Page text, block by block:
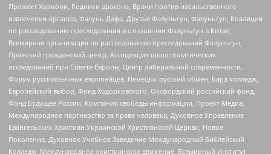
Прожект Хармони, Родники дракона, Врачи против насильственного
извлечения органов, Фалунь Дафа, Друзья Фалуньгун, Фалуньгун, Коалиция
по расследованию преследования в отношении Фалуньгун в Китае,
Всемирная организация по расследованию преследований Фалуньгун,
Пражский гражданский центр, Ассоциация школ политических
исследований при Совете Европы, Центр либеральной современности,
Форум русскоязычных европейцев, Немецко-русский обмен, Бард колледж,
Европейский выбор, Фонд Ходорковского, Оксфордский российский фонд,
Фонд Будущее России, Компания свободы информации, Проект Медиа,
Международное партнерство за права человека, Духовное Управление
Евангельских Христиан Украинской Христианской Церкви, Новое
Поколение, Духовное Учебное Заведение Международный Библейский
Колледж, Международное христианское движение, Всемирный Институт